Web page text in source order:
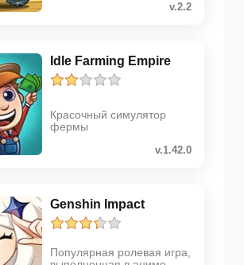
v.2.2
Idle Farming Empire
Красочный симулятор
фермы
v.1.42.0
Genshin Impact
Популярная ролевая игра,